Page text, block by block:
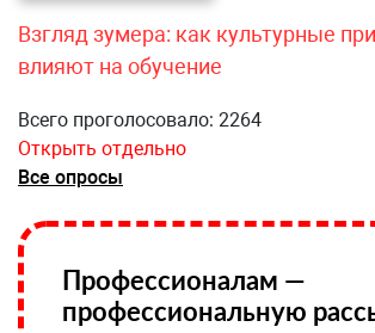
Взгляд зумера: как культурные
влияют на обучение
Всего проголосовало: 2264
Открыть отдельно
Все опросы
Профессионалам —
профессиональную